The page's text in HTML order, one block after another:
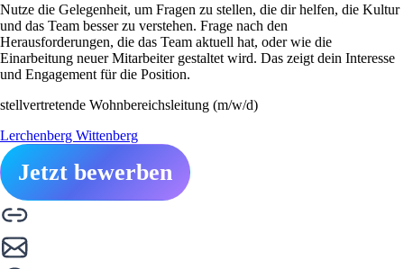
Nutze die Gelegenheit, um Fragen zu stellen, die dir helfen, die Kultur
und das Team besser zu verstehen. Frage nach den
Herausforderungen, die das Team aktuell hat, oder wie die
Einarbeitung neuer Mitarbeiter gestaltet wird. Das zeigt dein Interesse
und Engagement für die Position.
stellvertretende Wohnbereichsleitung (m/w/d)
Lerchenberg Wittenberg
Jetzt bewerben